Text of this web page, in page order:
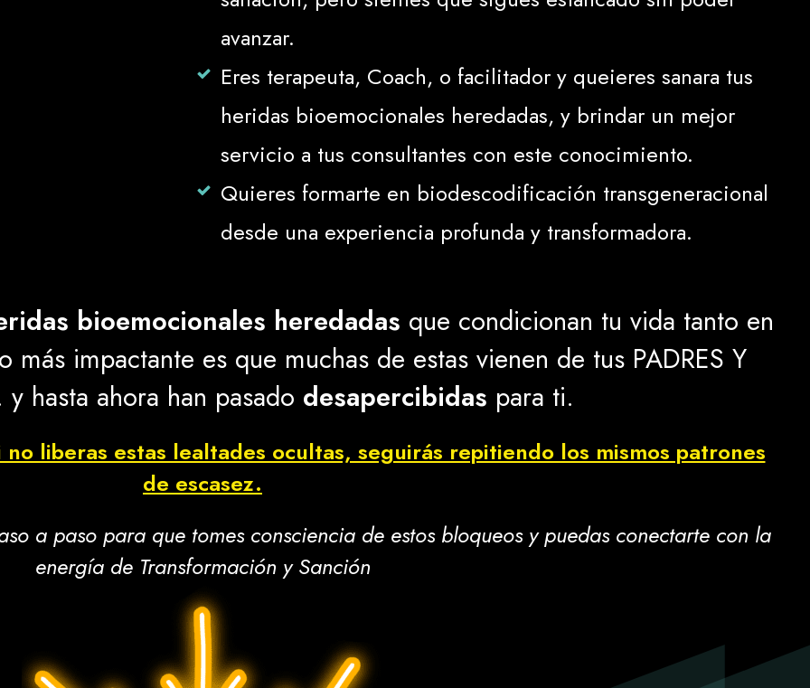
avanzar.
Eres terapeuta, Coach, o facilitador y queieres sanara tus
heridas bioemocionales heredadas, y brindar un mejor
servicio a tus consultantes con este conocimiento.
Quieres formarte en biodescodificación transgeneracional
desde una experiencia profunda y transformadora.
bioemocionales heredadas que condicionan tu vida tanto en
impactante es que muchas de estas vienen de tus PADRES Y
hasta ahora han pasado desapercibidas para ti.
liberas estas lealtades ocultas, seguirás repitiendo los mismos patrones
de escasez.
a paso para que tomes consciencia de estos bloqueos y puedas conectarte con la
energía de Transformación y Sanción